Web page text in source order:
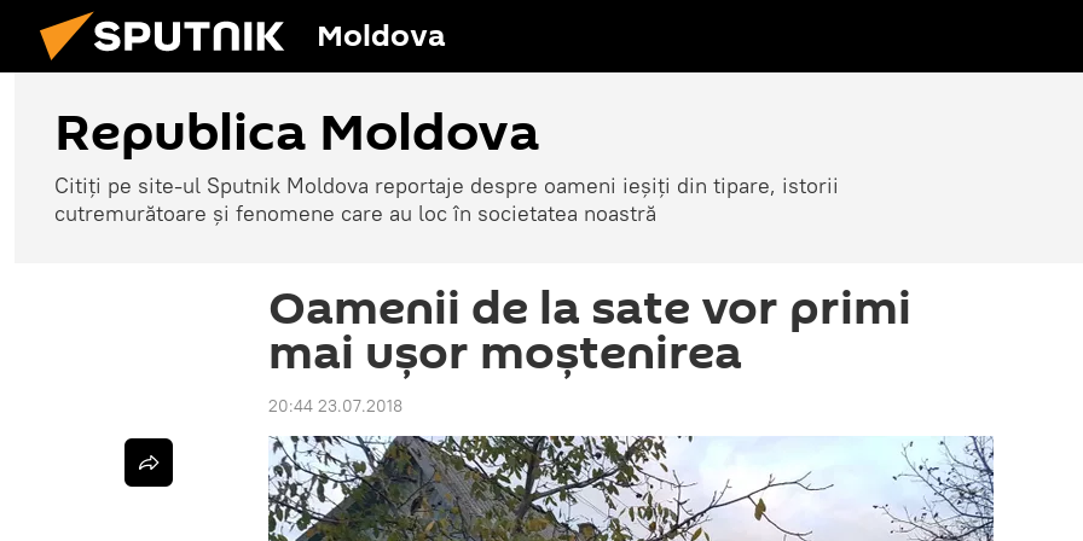
Moldova
Republica Moldova
Citiți pe site-ul Sputnik Moldova reportaje despre oameni ieșiți din tipare, istorii
cutremurătoare și fenomene care au loc în societatea noastră
Oamenii de la sate vor primi
mai ușor moștenirea
20:44 23.07.2018